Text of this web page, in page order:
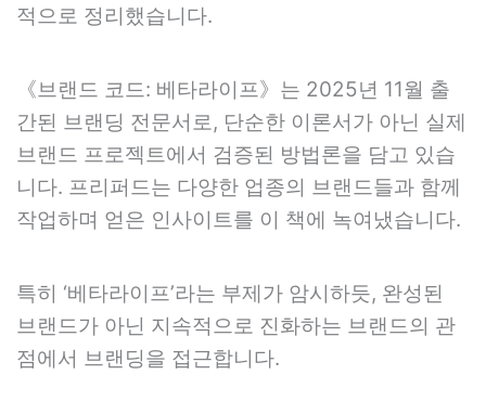
적으로 정리했습니다.
《브랜드 코드: 베타라이프》는 2025년 11월 출
간된 브랜딩 전문서로, 단순한 이론서가 아닌 실제
브랜드 프로젝트에서 검증된 방법론을 담고 있습
니다. 프리퍼드는 다양한 업종의 브랜드들과 함께
작업하며 얻은 인사이트를 이 책에 녹여냈습니다.
특히 ‘베타라이프’라는 부제가 암시하듯, 완성된
브랜드가 아닌 지속적으로 진화하는 브랜드의 관
점에서 브랜딩을 접근합니다.